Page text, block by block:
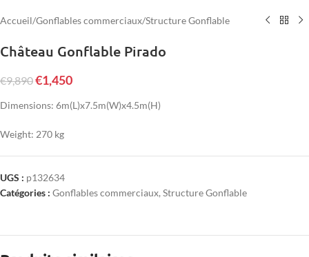
Accueil/Gonflables commerciaux/Structure Gonflable
Château Gonflable Pirado
€9,890€1,450
Dimensions: 6m(L)x7.5m(W)x4.5m(H)
Weight: 270 kg
UGS : p132634
Catégories : Gonflables commerciaux, Structure Gonflable